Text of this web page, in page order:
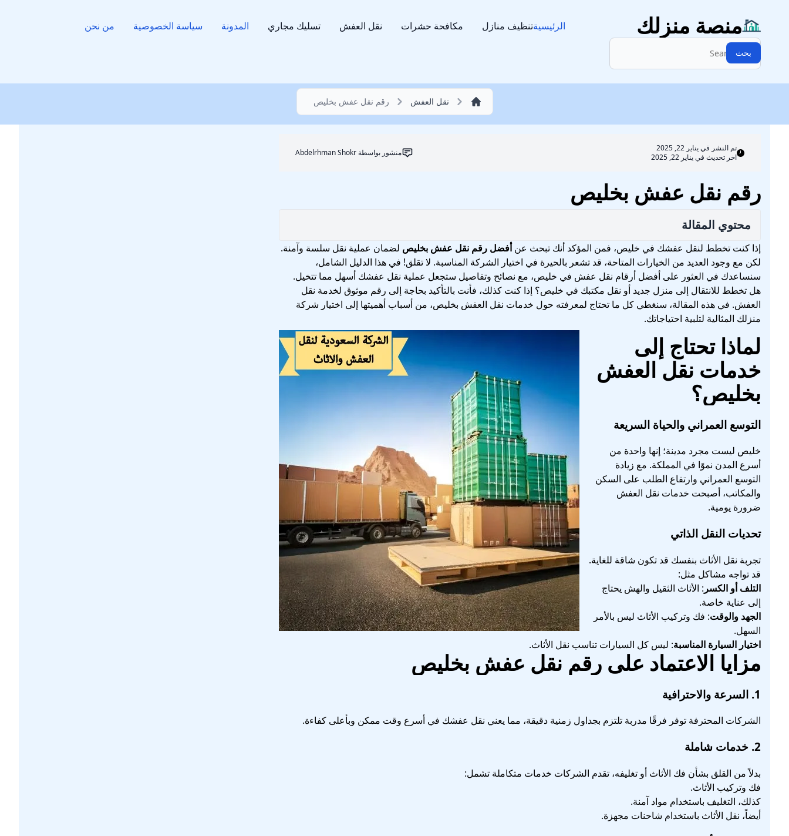
منصة منزلك
البحث:
بحث
الرئيسيةتنظيف منازل مكافحة حشرات نقل العفش تسليك مجاري المدونة سياسة الخصوصية من نحن
نقل العفش رقم نقل عفش بخليص
تم النشر فييناير 22, 2025
اخر تحديث في يناير 22, 2025
منشور بواسطةAbdelrhman Shokr
رقم نقل عفش بخليص
محتوي المقالة
إذا كنت تخطط لنقل عفشك في خليص، فمن المؤكد أنك تبحث عنأفضل رقم نقل عفش بخليص لضمان عملية نقل سلسة وآمنة.
لكن مع وجود العديد من الخيارات المتاحة، قد تشعر بالحيرة في اختيار الشركة المناسبة. لا تقلق! في هذا الدليل الشامل،
سنساعدك في العثور على أفضل أرقام نقل عفش في خليص، مع نصائح وتفاصيل ستجعل عملية نقل عفشك أسهل مما تتخيل.
هل تخطط للانتقال إلى منزل جديد أو نقل مكتبك في خليص؟ إذا كنت كذلك، فأنت بالتأكيد بحاجة إلى رقم موثوق لخدمة نقل
العفش. في هذه المقالة، سنغطي كل ما تحتاج لمعرفته حول خدمات نقل العفش بخليص، من أسباب أهميتها إلى اختيار شركة
منزلك المثالية لتلبية احتياجاتك.
لماذا تحتاج إلى
خدمات نقل العفش
بخليص؟
التوسع العمراني والحياة السريعة
خليص ليست مجرد مدينة؛ إنها واحدة من
أسرع المدن نموًا في المملكة. مع زيادة
التوسع العمراني وارتفاع الطلب على السكن
والمكاتب، أصبحت خدمات نقل العفش
ضرورة يومية.
تحديات النقل الذاتي
تجربة نقل الأثاث بنفسك قد تكون شاقة للغاية.
قد تواجه مشاكل مثل:
التلف أو الكسر : الأثاث الثقيل والهش يحتاج
إلى عناية خاصة.
الجهد والوقت: فك وتركيب الأثاث ليس بالأمر
السهل.
اختيار السيارة المناسبة: ليس كل السيارات تناسب نقل الأثاث.
مزايا الاعتماد على رقم نقل عفش بخليص
1. السرعة والاحترافية
الشركات المحترفة توفر فرقًا مدربة تلتزم بجداول زمنية دقيقة، مما يعني نقل عفشك في أسرع وقت ممكن وبأعلى كفاءة.
2. خدمات شاملة
بدلاً من القلق بشأن فك الأثاث أو تغليفه، تقدم الشركات خدمات متكاملة تشمل:
فك وتركيب الأثاث.
كذلك، التغليف باستخدام مواد آمنة.
أيضاً، نقل الأثاث باستخدام شاحنات مجهزة.